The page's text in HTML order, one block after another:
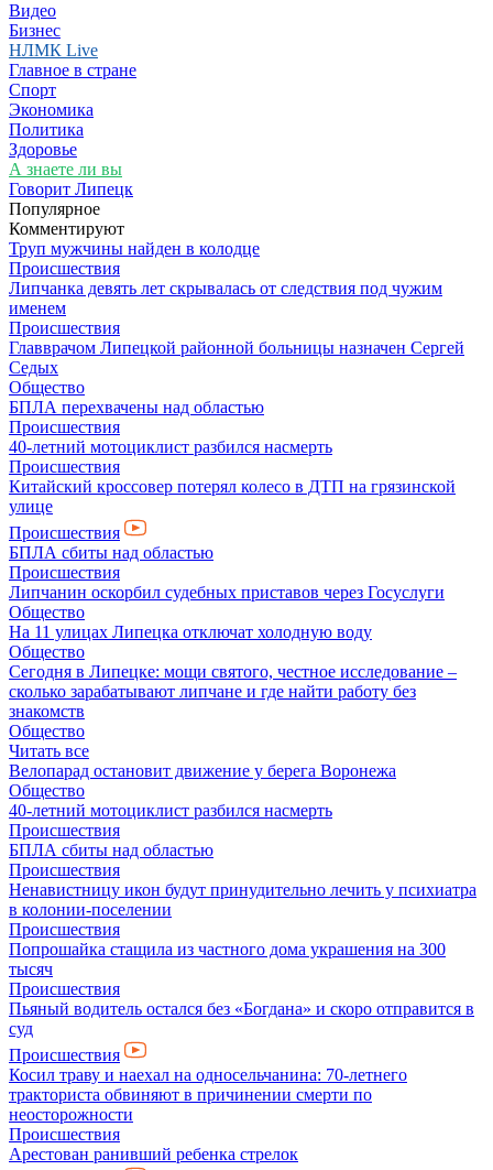
Видео
Бизнес
НЛМК Live
Главное в стране
Спорт
Экономика
Политика
Здоровье
А знаете ли вы
Говорит Липецк
Популярное
Комментируют
Труп мужчины найден в колодце
Происшествия
Липчанка девять лет скрывалась от следствия под чужим
именем
Происшествия
Главврачом Липецкой районной больницы назначен Сергей
Седых
Общество
БПЛА перехвачены над областью
Происшествия
40-летний мотоциклист разбился насмерть
Происшествия
Китайский кроссовер потерял колесо в ДТП на грязинской
улице
Происшествия
БПЛА сбиты над областью
Происшествия
Липчанин оскорбил судебных приставов через Госуслуги
Общество
На 11 улицах Липецка отключат холодную воду
Общество
Сегодня в Липецке: мощи святого, честное исследование –
сколько зарабатывают липчане и где найти работу без
знакомств
Общество
Читать все
Велопарад остановит движение у берега Воронежа
Общество
40-летний мотоциклист разбился насмерть
Происшествия
БПЛА сбиты над областью
Происшествия
Ненавистницу икон будут принудительно лечить у психиатра
в колонии-поселении
Происшествия
Попрошайка стащила из частного дома украшения на 300
тысяч
Происшествия
Пьяный водитель остался без «Богдана» и скоро отправится в
суд
Происшествия
Косил траву и наехал на односельчанина: 70-летнего
тракториста обвиняют в причинении смерти по
неосторожности
Происшествия
Арестован ранивший ребенка стрелок